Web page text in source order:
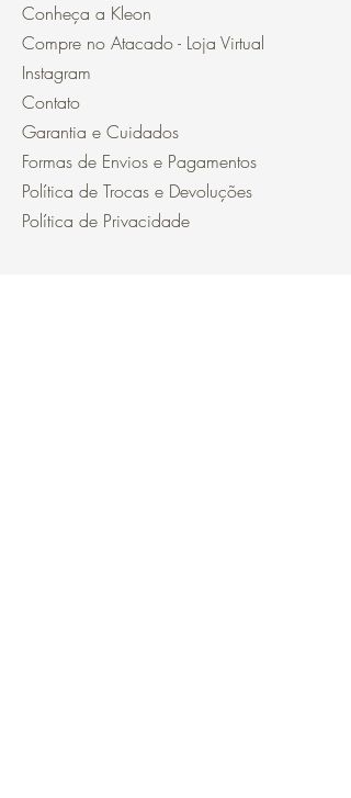
Conheça a Kleon
Compre no Atacado - Loja Virtual
Instagram
Contato
Garantia e Cuidados
Formas de Envios e Pagamentos
Política de Trocas e Devoluções
Política de Privacidade